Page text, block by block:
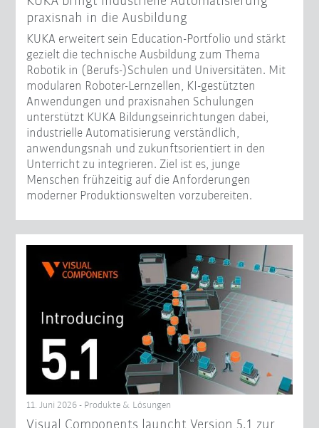
praxisnah in die Ausbildung
KUKA erweitert sein Education-Portfolio und stärkt
gezielt die technische Ausbildung zum Thema
Robotik in (Berufs-)Schulen und Universitäten. Mit
modularen Roboter-Lernzellen, KI-gestützten
Anwendungen und praxisnahen Schulungen
unterstützt KUKA Bildungseinrichtungen dabei,
industrielle Automatisierung verständlich,
anwendungsnah und zukunftsorientiert in den
Unterricht zu integrieren. Ziel ist es, junge
Menschen frühzeitig auf die Anforderungen
moderner Produktionswelten vorzubereiten.
11. Juni 2026 - Produkte & Lösungen